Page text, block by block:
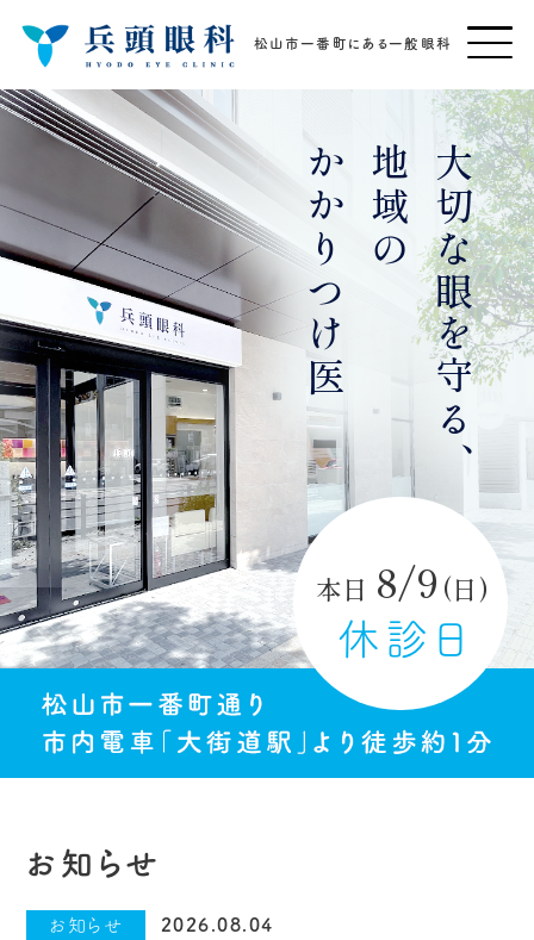
松山市一番町にある一般眼科
大切な眼を守る、
地域の
かかりつけ医
本日 8/9 (日)
休診日
お知らせ
お知らせ 2026.08.04